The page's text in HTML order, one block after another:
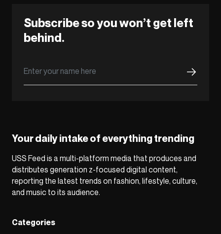
Subscribe so you won’t get left
behind.
Your daily intake of everything trending
USS Feed is a multi-platform media that produces and
distributes generation z-focused digital content,
reporting the latest trends on fashion, lifestyle, culture,
and music to its audience.
Categories